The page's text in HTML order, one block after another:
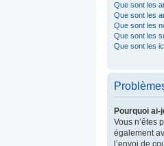
Que sont les
Que sont les
Que sont les
Que sont les
Que sont les
Pourquoi ai-
Vous n’êtes
également
l’envoi de